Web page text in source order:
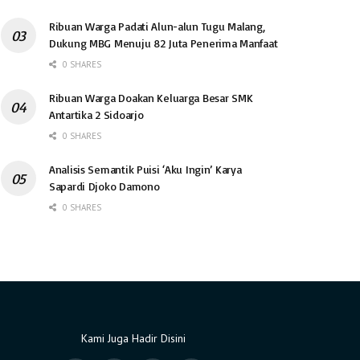
Ribuan Warga Padati Alun-alun Tugu Malang,
Dukung MBG Menuju 82 Juta Penerima Manfaat
0 SHARES
Ribuan Warga Doakan Keluarga Besar SMK
Antartika 2 Sidoarjo
0 SHARES
Analisis Semantik Puisi ‘Aku Ingin’ Karya
Sapardi Djoko Damono
0 SHARES
Kami Juga Hadir Disini